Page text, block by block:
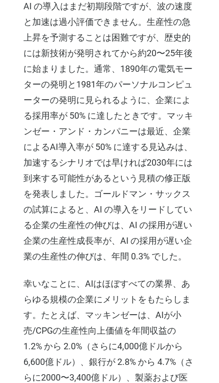
AI の導入はまだ初期段階ですが、波の速度
と加速は過小評価できません。生産性の急
上昇を予測することは困難ですが、歴史的
には新技術が発明されてから約20〜25年後
に始まりました。通常、1890年の電気モー
ターの発明と1981年のパーソナルコンピュ
ーターの発明に見られるように、企業によ
る採用率が 50% に達したときです。マッキ
ンゼー・アンド・カンパニーは最近、企業
によるAI導入率が 50% に達する見込みは、
加速するシナリオでは早ければ2030年には
到来する可能性があるという見積の修正版
を発表しました。ゴールドマン・サックス
の試算によると、AI の導入をリードしてい
る企業の生産性の伸びは、AI の採用が遅い
企業の生産性成長率が、AI の採用が遅い企
業の生産性の伸びは、年間 0.3% でした。
幸いなことに、AIはほぼすべての業界、あ
らゆる規模の企業にメリットをもたらしま
す。たとえば、マッキンゼーは、AIが小
売/CPGの生産性向上価値を年間収益の
1.2% から 2.0%（さらに4,000億ドルから
6,600億ドル）、銀行が 2.8% から 4.7%（さ
らに2000〜3,400億ドル）、製薬および医